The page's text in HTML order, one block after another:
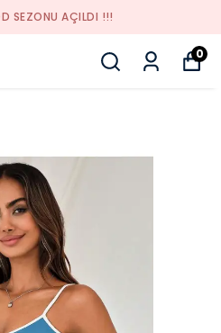
SEZONU AÇILDI !!!
0